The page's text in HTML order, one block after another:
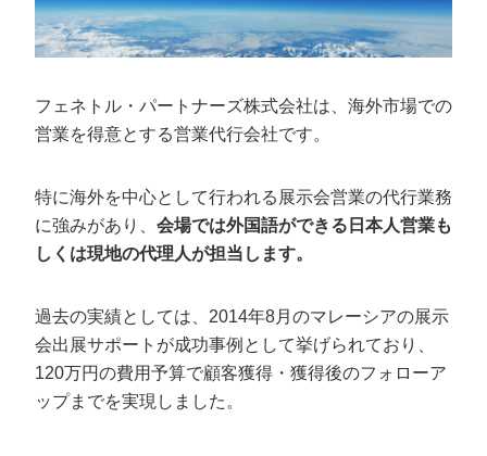
フェネトル・パートナーズ株式会社は、海外市場での
営業を得意とする営業代行会社です。
特に海外を中心として行われる展示会営業の代行業務
に強みがあり、 会場では外国語ができる日本人営業も
しくは現地の代理人が担当します。
過去の実績としては、2014年8月のマレーシアの展示
会出展サポートが成功事例として挙げられており、
120万円の費用予算で顧客獲得・獲得後のフォローア
ップまでを実現しました。